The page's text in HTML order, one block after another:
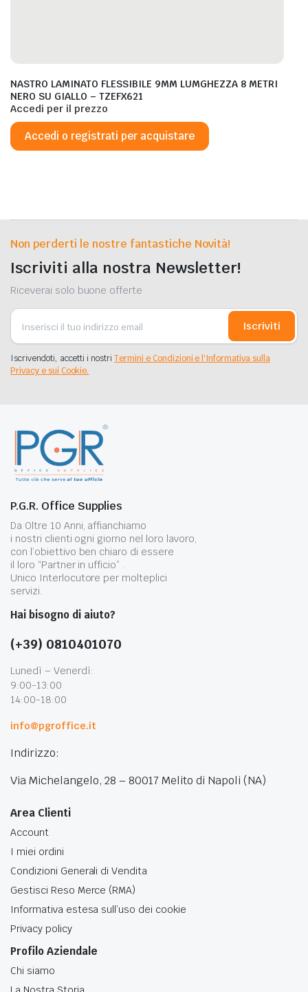
NASTRO LAMINATO FLESSIBILE 9MM LUMGHEZZA 8 METRI
NERO SU GIALLO – TZEFX621
Accedi per il prezzo
Accedi o registrati per acquistare
Non perderti le nostre fantastiche Novità!
Iscriviti alla nostra Newsletter!
Riceverai solo buone offerte
Iscriviti
Iscrivendoti, accetti i nostriTermini e Condizioni e l'Informativa sulla
Privacy e sui Cookie.
P.G.R. Office Supplies
Da Oltre 10 Anni, affianchiamo
i nostri clienti ogni giorno nel loro lavoro,
con l’obiettivo ben chiaro di essere
il loro “Partner in ufficio” .
Unico Interlocutore per molteplici
servizi.
Hai bisogno di aiuto?
(+39) 0810401070
Lunedì – Venerdì:
9:00-13:00
14:00-18:00
info@pgroffice.it
Indirizzo:
Via Michelangelo, 28 – 80017 Melito di Napoli (NA)
Area Clienti
Account
I miei ordini
Condizioni Generali di Vendita
Gestisci Reso Merce (RMA)
Informativa estesa sull’uso dei cookie
Privacy policy
Profilo Aziendale
Chi siamo